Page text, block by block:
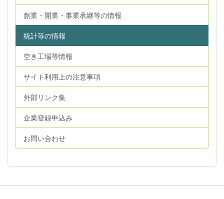
創業・開業・事業承継等の情報
統計等の情報
空き工場等情報
サイト利用上の注意事項
外部リンク集
企業登録申込み
お問い合わせ